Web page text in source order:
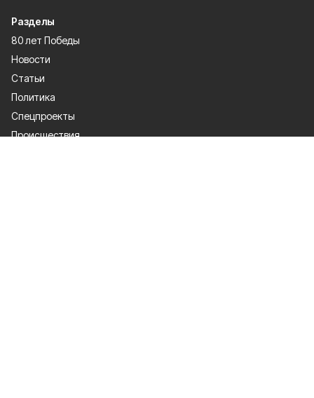
Разделы
80 лет Победы
Новости
Статьи
Политика
Спецпроекты
Происшествия